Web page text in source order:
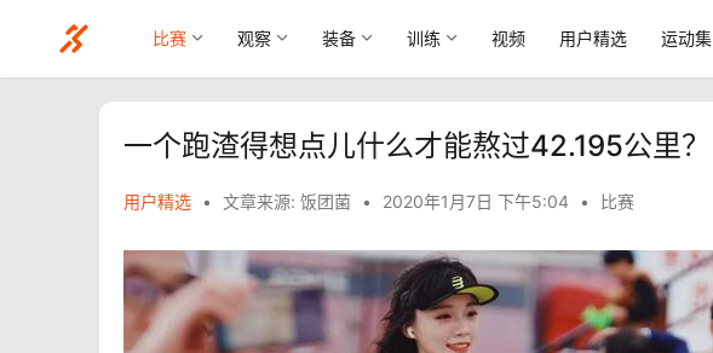
比赛 观察 装备 训练 视频 用户精选 运动集
一个跑渣得想点儿什么才能熬过42.195公里？
用户精选 • 文章来源: 饭团菌 • 2020年1月7日 下午5:04 • 比赛